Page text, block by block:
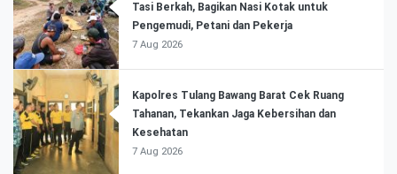
Tasi Berkah, Bagikan Nasi Kotak untuk
Pengemudi, Petani dan Pekerja
7 Aug 2026
Kapolres Tulang Bawang Barat Cek Ruang
Tahanan, Tekankan Jaga Kebersihan dan
Kesehatan
7 Aug 2026